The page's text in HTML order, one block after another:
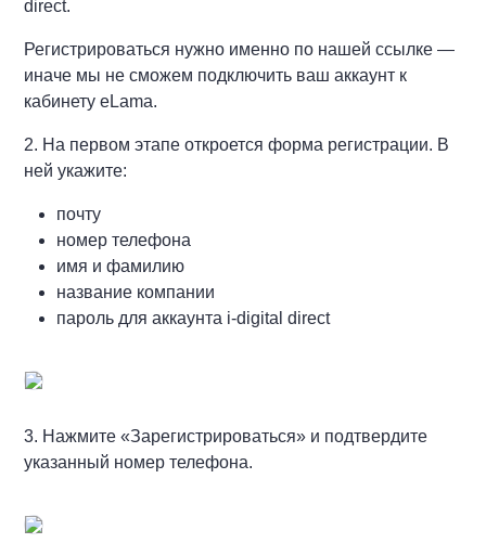
direct.
Регистрироваться нужно именно по нашей ссылке —
иначе мы не сможем подключить ваш аккаунт к
кабинету eLama.
2. На первом этапе откроется форма регистрации. В
ней укажите:
почту
номер телефона
имя и фамилию
название компании
пароль для аккаунта i-digital direct
3. Нажмите «Зарегистрироваться» и подтвердите
указанный номер телефона.